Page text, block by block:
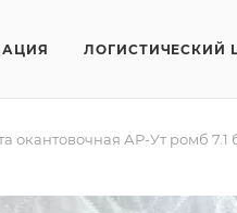
ЛОГИСТИЧЕСКИЙ
окантовочная АР-Ут ромб 7.1